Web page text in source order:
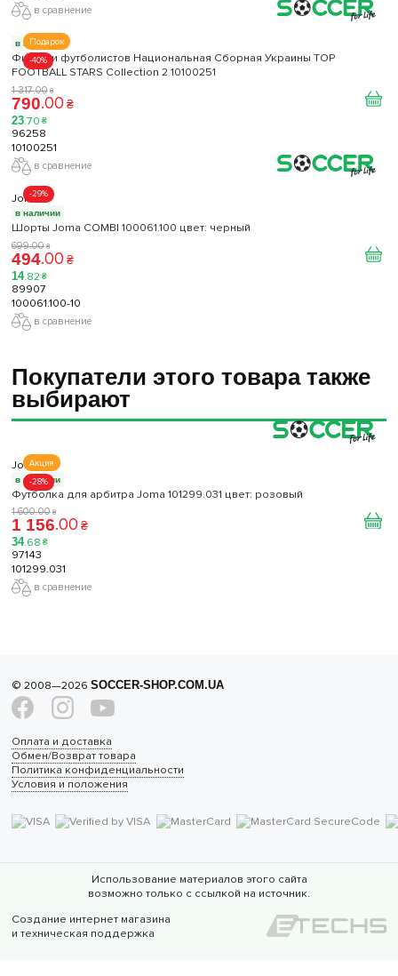
в сравнение
Подарок
-40%
в наличии
Фигурки футболистов Национальная Сборная Украины TOP
FOOTBALL STARS Collection 2 10100251
1 317.00 ₴
790.00 ₴
23.70 ₴
96258
10100251
в сравнение
-29%
Joma
в наличии
Шорты Joma COMBI 100061.100 цвет: черный
699.00 ₴
494.00 ₴
14.82 ₴
89907
100061.100-10
в сравнение
Покупатели этого товара также
выбирают
Акция
-28%
Joma
в наличии
Футболка для арбитра Joma 101299.031 цвет: розовый
1 600.00 ₴
1 156.00 ₴
34.68 ₴
97143
101299.031
в сравнение
© 2008—2026 SOCCER-SHOP.COM.UA
Оплата и доставка
Обмен/Возврат товара
Политика конфиденциальности
Условия и положения
Использование материалов этого сайта
возможно только с ссылкой на источник.
Создание интернет магазина
и техническая поддержка